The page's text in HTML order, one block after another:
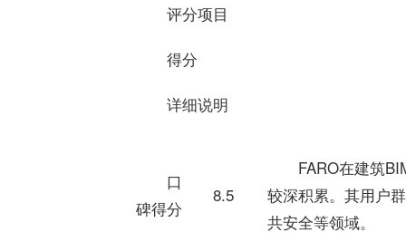
评分项目
得分
详细说明
口
碑得分
8.5
FARO在建筑
较深积累。其用户
共安全等领域。